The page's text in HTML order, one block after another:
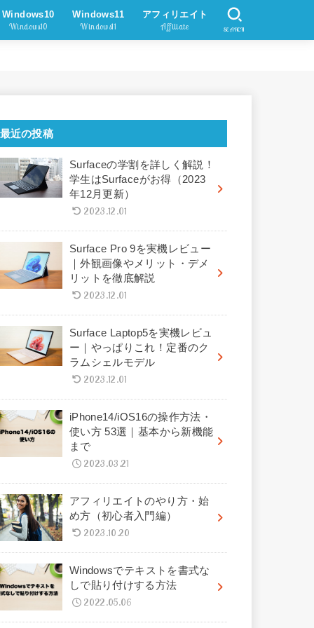
Windows10
Windows10
Windows11
Windows11
アフィリエイト
Affiliate SEARCH
最近の投稿
Surfaceの学割を詳しく解説！
学生はSurfaceがお得（2023
年12月更新）
2023.12.01
Surface Pro 9を実機レビュー
｜外観画像やメリット・デメ
リットを徹底解説
2023.12.01
Surface Laptop5を実機レビュ
ー｜やっぱりこれ！定番のク
ラムシェルモデル
2023.12.01
iPhone14/iOS16の操作方法・
使い方 53選｜基本から新機能
まで
2023.03.21
アフィリエイトのやり方・始
め方（初心者入門編）
2023.10.20
Windowsでテキストを書式な
しで貼り付けする方法
2022.05.06